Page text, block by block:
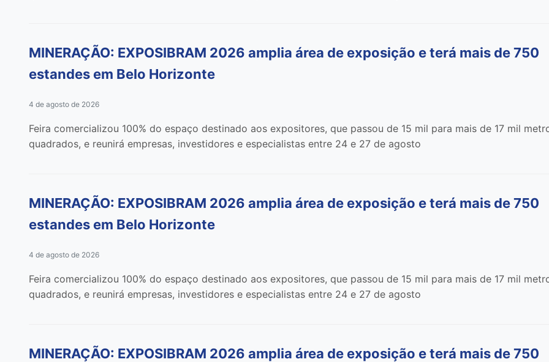
MINERAÇÃO: EXPOSIBRAM 2026 amplia área de exposição e terá mais de 750
estandes em Belo Horizonte
4 de agosto de 2026
Feira comercializou 100% do espaço destinado aos expositores, que passou de 15 mil para mais de 17 mil
quadrados, e reunirá empresas, investidores e especialistas entre 24 e 27 de agosto
MINERAÇÃO: EXPOSIBRAM 2026 amplia área de exposição e terá mais de 750
estandes em Belo Horizonte
4 de agosto de 2026
Feira comercializou 100% do espaço destinado aos expositores, que passou de 15 mil para mais de 17 mil
quadrados, e reunirá empresas, investidores e especialistas entre 24 e 27 de agosto
MINERAÇÃO: EXPOSIBRAM 2026 amplia área de exposição e terá mais de 750